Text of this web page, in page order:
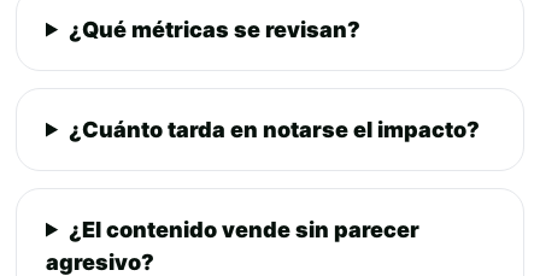
¿Qué métricas se revisan?
¿Cuánto tarda en notarse el impacto?
¿El contenido vende sin parecer
agresivo?